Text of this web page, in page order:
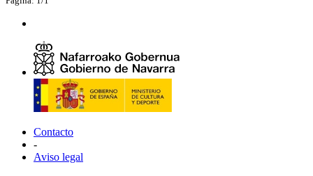
Contacto
-
Aviso legal